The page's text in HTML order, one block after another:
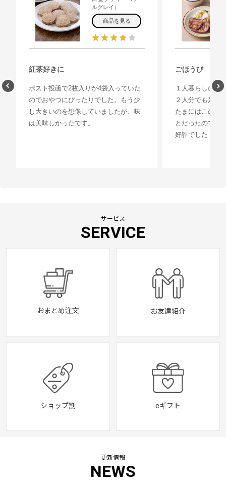
ルグレイ）
商品を見る
紅茶好きに
ポスト投函で2枚入りが4袋入っていた
のでおやつにぴったりでした。もう少
し大きいのを想像していましたが、味
は美味しかったです。
ごほうび
１人暮らしの息
２人分でも足り
たまにはこの味
とだったので送
好評でした！
サービス
SERVICE
おまとめ注文 お友達紹介
ショップ割 eギフト
更新情報
NEWS